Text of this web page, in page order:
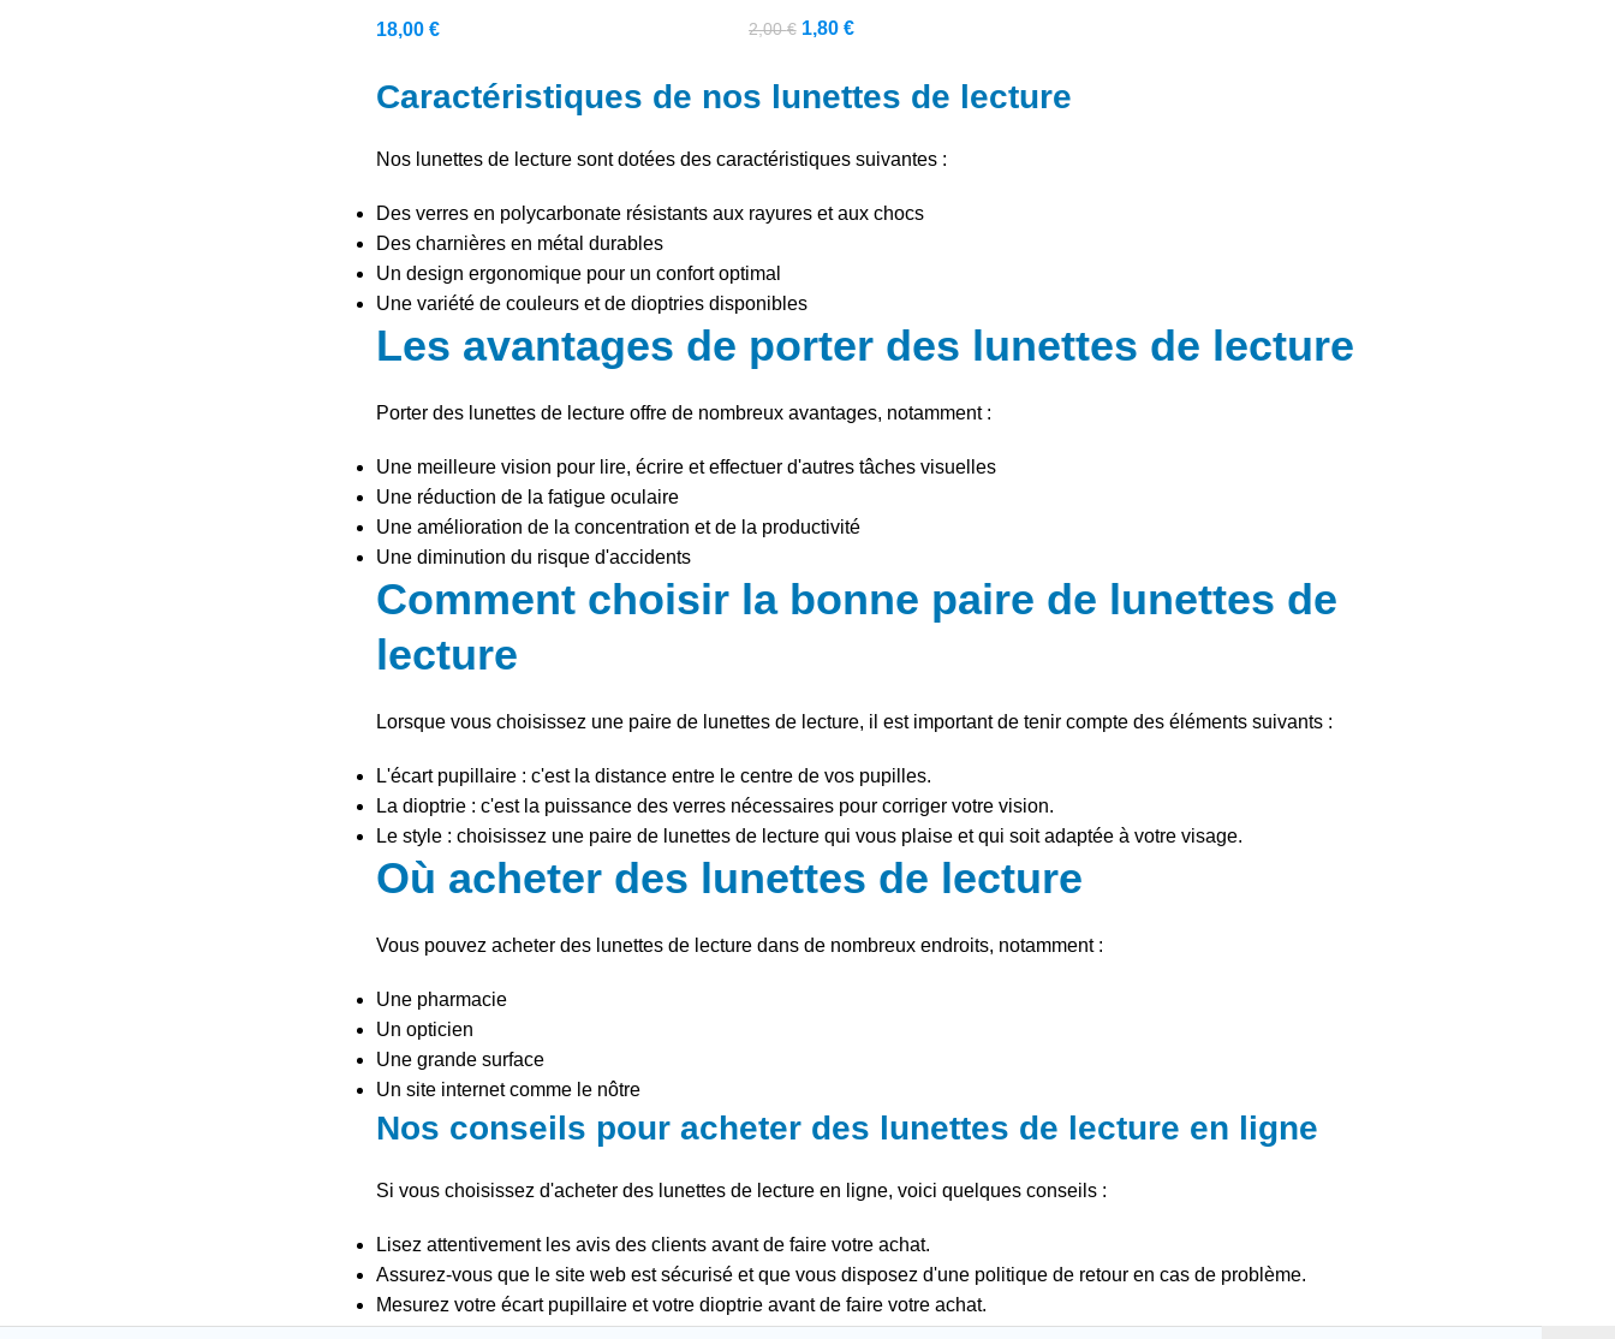
18,00 € 2,00€ 1,80 €
Caractéristiques de nos lunettes de lecture
Nos lunettes de lecture sont dotées des caractéristiques suivantes :
Des verres en polycarbonate résistants aux rayures et aux chocs
Des charnières en métal durables
Un design ergonomique pour un confort optimal
Une variété de couleurs et de dioptries disponibles
Les avantages de porter des lunettes de lecture
Porter des lunettes de lecture offre de nombreux avantages, notamment :
Une meilleure vision pour lire, écrire et effectuer d'autres tâches visuelles
Une réduction de la fatigue oculaire
Une amélioration de la concentration et de la productivité
Une diminution du risque d'accidents
Comment choisir la bonne paire de lunettes de
lecture
Lorsque vous choisissez une paire de lunettes de lecture, il est important de tenir compte des éléments suivants :
L'écart pupillaire : c'est la distance entre le centre de vos pupilles.
La dioptrie : c'est la puissance des verres nécessaires pour corriger votre vision.
Le style : choisissez une paire de lunettes de lecture qui vous plaise et qui soit adaptée à votre visage.
Où acheter des lunettes de lecture
Vous pouvez acheter des lunettes de lecture dans de nombreux endroits, notamment :
Une pharmacie
Un opticien
Une grande surface
Un site internet comme le nôtre
Nos conseils pour acheter des lunettes de lecture en ligne
Si vous choisissez d'acheter des lunettes de lecture en ligne, voici quelques conseils :
Lisez attentivement les avis des clients avant de faire votre achat.
Assurez-vous que le site web est sécurisé et que vous disposez d'une politique de retour en cas de problème.
Mesurez votre écart pupillaire et votre dioptrie avant de faire votre achat.